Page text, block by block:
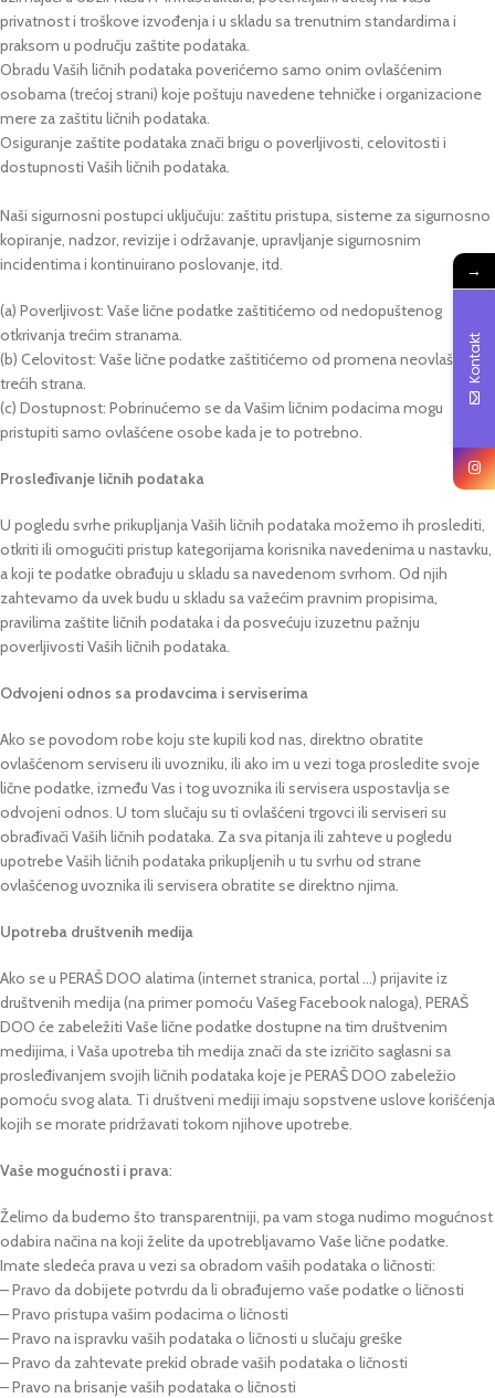
privatnost i troškove izvođenja i u skladu sa trenutnim standardima i
praksom u području zaštite podataka.
Obradu Vaših ličnih podataka poverićemo samo onim ovlašćenim
osobama (trećoj strani) koje poštuju navedene tehničke i organizacione
mere za zaštitu ličnih podataka.
Osiguranje zaštite podataka znači brigu o poverljivosti, celovitosti i
dostupnosti Vaših ličnih podataka.
Naši sigurnosni postupci uključuju: zaštitu pristupa, sisteme za sigurnosno
kopiranje, nadzor, revizije i održavanje, upravljanje sigurnosnim
incidentima i kontinuirano poslovanje, itd.
(a) Poverljivost: Vaše lične podatke zaštitićemo od nedopuštenog
otkrivanja trećim stranama.
(b) Celovitost: Vaše lične podatke zaštitićemo od promena neovlašćenih
trećih strana.
(c) Dostupnost: Pobrinućemo se da Vašim ličnim podacima mogu
pristupiti samo ovlašćene osobe kada je to potrebno.
Prosleđivanje ličnih podataka
U pogledu svrhe prikupljanja Vaših ličnih podataka možemo ih proslediti,
otkriti ili omogućiti pristup kategorijama korisnika navedenima u nastavku,
a koji te podatke obrađuju u skladu sa navedenom svrhom. Od njih
zahtevamo da uvek budu u skladu sa važećim pravnim propisima,
pravilima zaštite ličnih podataka i da posvećuju izuzetnu pažnju
poverljivosti Vaših ličnih podataka.
Odvojeni odnos sa prodavcima i serviserima
Ako se povodom robe koju ste kupili kod nas, direktno obratite
ovlašćenom serviseru ili uvozniku, ili ako im u vezi toga prosledite svoje
lične podatke, između Vas i tog uvoznika ili servisera uspostavlja se
odvojeni odnos. U tom slučaju su ti ovlašćeni trgovci ili serviseri su
obrađivači Vaših ličnih podataka. Za sva pitanja ili zahteve u pogledu
upotrebe Vaših ličnih podataka prikupljenih u tu svrhu od strane
ovlašćenog uvoznika ili servisera obratite se direktno njima.
Upotreba društvenih medija
Ako se u PERAŠ DOO alatima (internet stranica, portal …) prijavite iz
društvenih medija (na primer pomoću Vašeg Facebook naloga), PERAŠ
DOO će zabeležiti Vaše lične podatke dostupne na tim društvenim
medijima, i Vaša upotreba tih medija znači da ste izričito saglasni sa
prosleđivanjem svojih ličnih podataka koje je PERAŠ DOO zabeležio
pomoću svog alata. Ti društveni mediji imaju sopstvene uslove korišćenja
kojih se morate pridržavati tokom njihove upotrebe.
Vaše mogućnosti i prava:
Želimo da budemo što transparentniji, pa vam stoga nudimo mogućnost
odabira načina na koji želite da upotrebljavamo Vaše lične podatke.
Imate sledeća prava u vezi sa obradom vaših podataka o ličnosti:
– Pravo da dobijete potvrdu da li obrađujemo vaše podatke o ličnosti
– Pravo pristupa vašim podacima o ličnosti
– Pravo na ispravku vaših podataka o ličnosti u slučaju greške
– Pravo da zahtevate prekid obrade vaših podataka o ličnosti
– Pravo na brisanje vaših podataka o ličnosti
→
Kontakt